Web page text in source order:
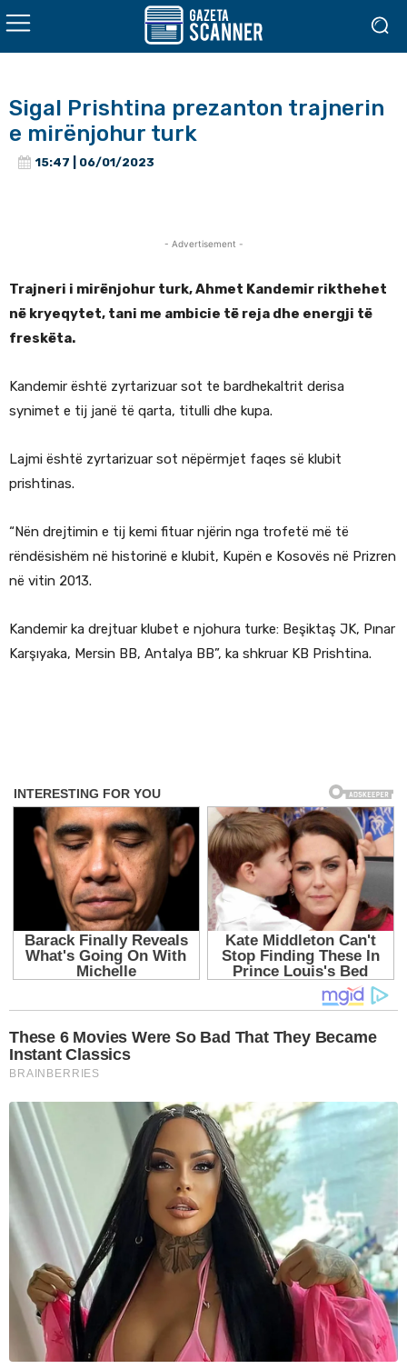
Sigal Prishtina prezanton trajnerin
e mirënjohur turk
15:47 | 06/01/2023
- Advertisement -
Trajneri i mirënjohur turk, Ahmet Kandemir rikthehet
në kryeqytet, tani me ambicie të reja dhe energji të
freskëta.
Kandemir është zyrtarizuar sot te bardhekaltrit derisa
synimet e tij janë të qarta, titulli dhe kupa.
Lajmi është zyrtarizuar sot nëpërmjet faqes së klubit
prishtinas.
“Nën drejtimin e tij kemi fituar njërin nga trofetë më të
rëndësishëm në historinë e klubit, Kupën e Kosovës në Prizren
në vitin 2013.
Kandemir ka drejtuar klubet e njohura turke: Beşiktaş JK, Pınar
Karşıyaka, Mersin BB, Antalya BB”, ka shkruar KB Prishtina.